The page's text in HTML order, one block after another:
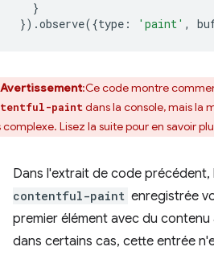
}
}).observe({type : 'paint' ,
Avertissement:Ce code montre
paintdans la console, mais la
complexe. Lisez la suite pour en savoir
Dans l'extrait de code précédent,
contentful-paint enregistrée
premier élément avec du
dans certains cas, cette entrée